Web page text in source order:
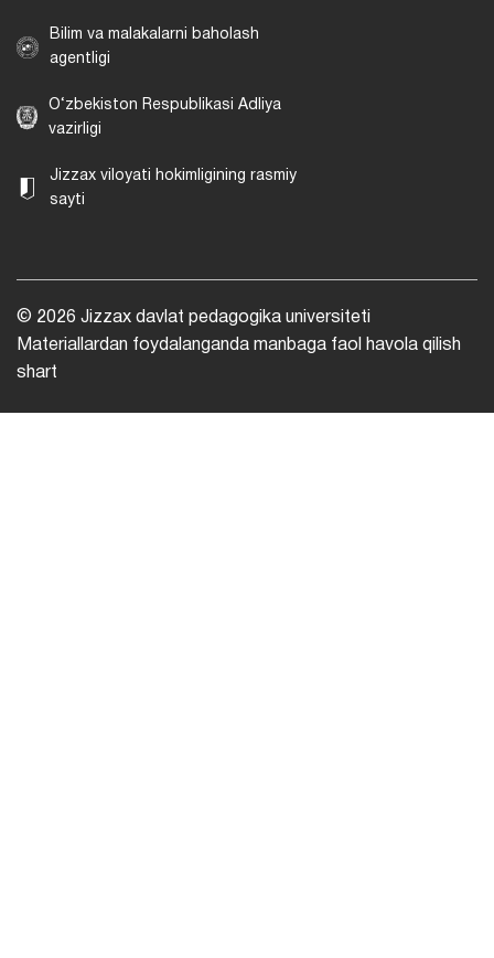
Bilim va malakalarni baholash
agentligi
O‘zbekiston Respublikasi Adliya
vazirligi
Jizzax viloyati hokimligining rasmiy
sayti
© 2026 Jizzax davlat pedagogika universiteti
Materiallardan foydalanganda manbaga faol havola qilish
shart